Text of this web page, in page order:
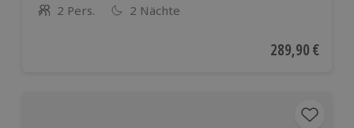
Anzahl der Teilnehmer
2 Pers. 2 Nächte
Aktueller Preis
289,90 €